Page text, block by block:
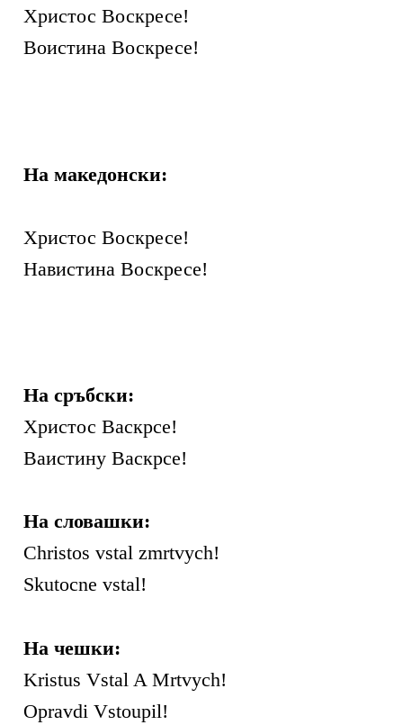
Христос Воскресе!
Воистина Воскресе!
На македонски:
Христос Воскресе!
Навистина Воскресе!
На сръбски:
Христос Вaскрсе!
Ваистину Вaскрсе!
На словашки:
Christos vstal zmrtvych!
Skutocne vstal!
На чешки:
Kristus Vstal A Mrtvych!
Opravdi Vstoupil!